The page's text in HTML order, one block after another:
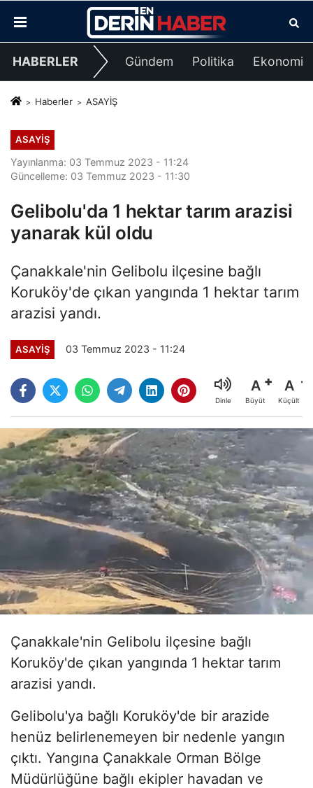
HABERLER Gündem Politika Ekonomi
Haberler ASAYİŞ
ASAYİŞ
Yayınlanma: 03 Temmuz 2023 - 11:24
Güncelleme: 03 Temmuz 2023 - 11:30
Gelibolu'da 1 hektar tarım arazisi
yanarak kül oldu
Çanakkale'nin Gelibolu ilçesine bağlı
Koruköy'de çıkan yangında 1 hektar tarım
arazisi yandı.
ASAYİŞ 03 Temmuz 2023 - 11:24
Dinle
A
Büyüt
A
Küçült
Çanakkale'nin Gelibolu ilçesine bağlı
Koruköy'de çıkan yangında 1 hektar tarım
arazisi yandı.
Gelibolu'ya bağlı Koruköy'de bir arazide
henüz belirlenemeyen bir nedenle yangın
çıktı. Yangına Çanakkale Orman Bölge
Müdürlüğüne bağlı ekipler havadan ve